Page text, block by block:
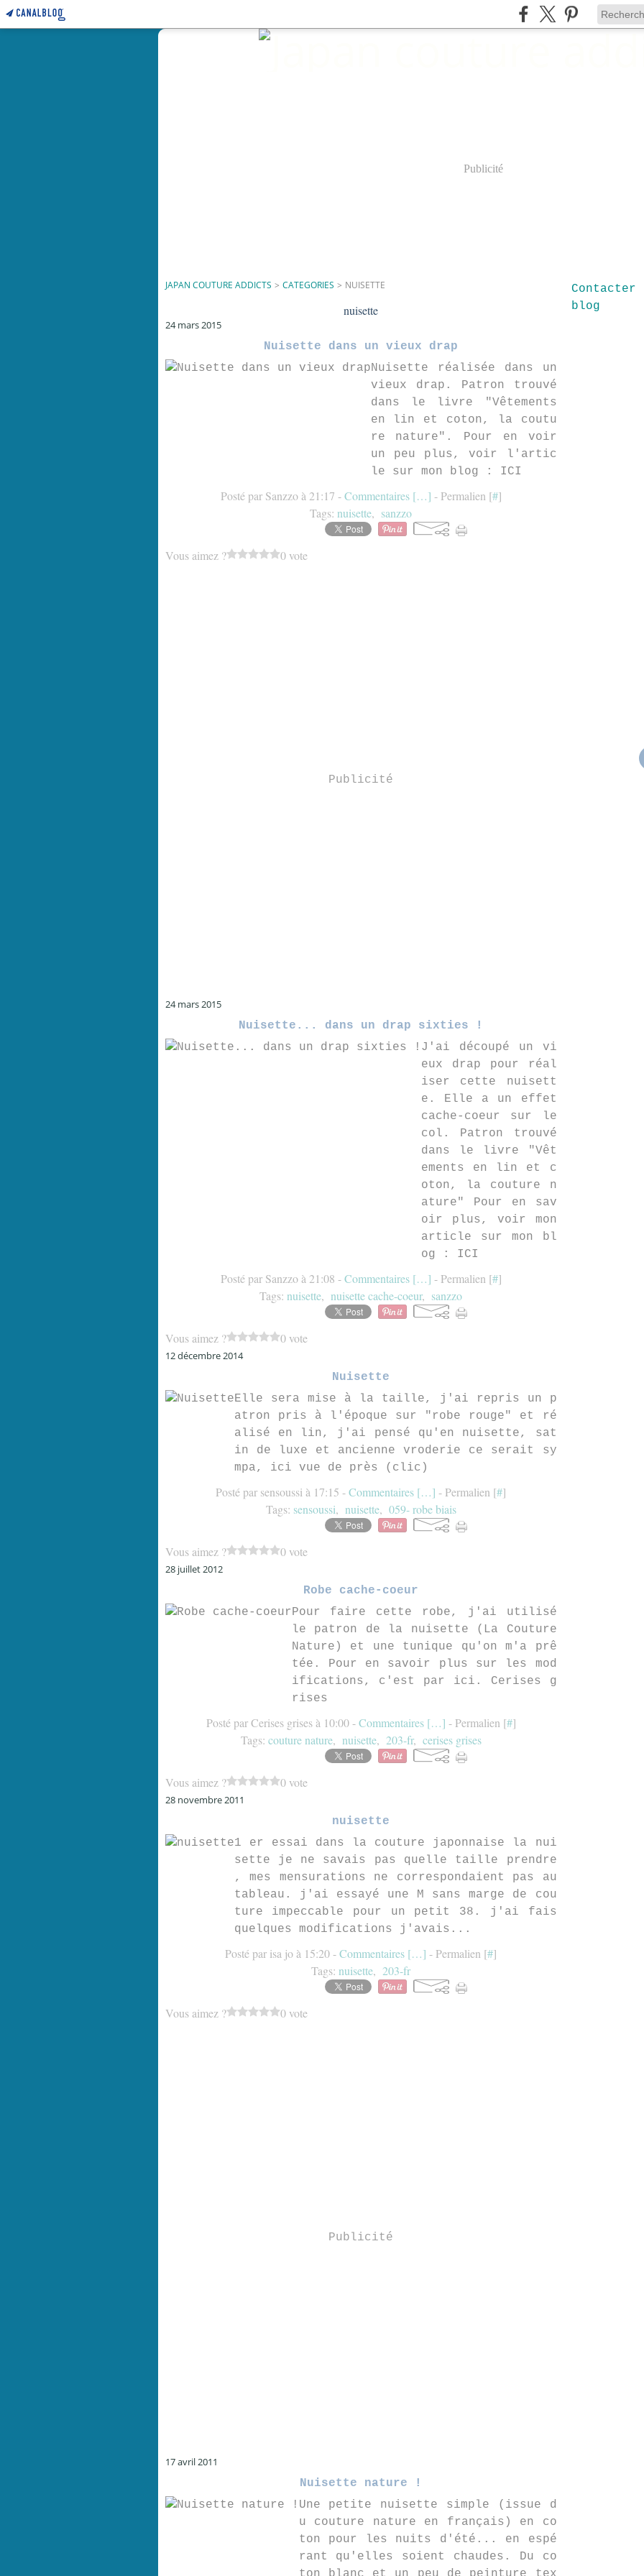
Publicité
JAPAN COUTURE ADDICTS > CATEGORIES > NUISETTE
nuisette
24 mars 2015
Nuisette dans un vieux drap
Nuisette réalisée dans un
vieux drap. Patron trouvé
dans le livre "Vêtements
en lin et coton, la coutu
re nature". Pour en voir
un peu plus, voir l'artic
le sur mon blog : ICI
Posté par Sanzzo à 21:17 -Commentaires […] - Permalien [#]
Tags: nuisette, sanzzo
Vous aimez ? 0 vote
Publicité
24 mars 2015
Nuisette... dans un drap sixties !
J'ai découpé un vi
eux drap pour réal
iser cette nuisett
e. Elle a un effet
cache-coeur sur le
col. Patron trouvé
dans le livre "Vêt
ements en lin et c
oton, la couture n
ature" Pour en sav
oir plus, voir mon
article sur mon bl
og : ICI
Posté par Sanzzo à 21:08 -Commentaires […] - Permalien [#]
Tags: nuisette, nuisette cache-coeur, sanzzo
Vous aimez ? 0 vote
12 décembre 2014
Nuisette
Elle sera mise à la taille, j'ai repris un p
atron pris à l'époque sur "robe rouge" et ré
alisé en lin, j'ai pensé qu'en nuisette, sat
in de luxe et ancienne vroderie ce serait sy
mpa, ici vue de près (clic)
Posté par sensoussi à 17:15 -Commentaires […] - Permalien [#]
Tags: sensoussi, nuisette, 059- robe biais
Vous aimez ? 0 vote
28 juillet 2012
Robe cache-coeur
Pour faire cette robe, j'ai utilisé
le patron de la nuisette (La Couture
Nature) et une tunique qu'on m'a prê
tée. Pour en savoir plus sur les mod
ifications, c'est par ici. Cerises g
rises
Posté par Cerises grises à 10:00 -Commentaires […] - Permalien [#]
Tags: couture nature, nuisette, 203-fr, cerises grises
Vous aimez ? 0 vote
28 novembre 2011
nuisette
1 er essai dans la couture japonnaise la nui
sette je ne savais pas quelle taille prendre
, mes mensurations ne correspondaient pas au
tableau. j'ai essayé une M sans marge de cou
ture impeccable pour un petit 38. j'ai fais
quelques modifications j'avais...
Posté par isa jo à 15:20 -Commentaires […] - Permalien [#]
Tags: nuisette, 203-fr
Vous aimez ? 0 vote
Publicité
17 avril 2011
Nuisette nature !
Une petite nuisette simple (issue d
u couture nature en français) en co
ton pour les nuits d'été... en espé
rant qu'elles soient chaudes. Du co
blog